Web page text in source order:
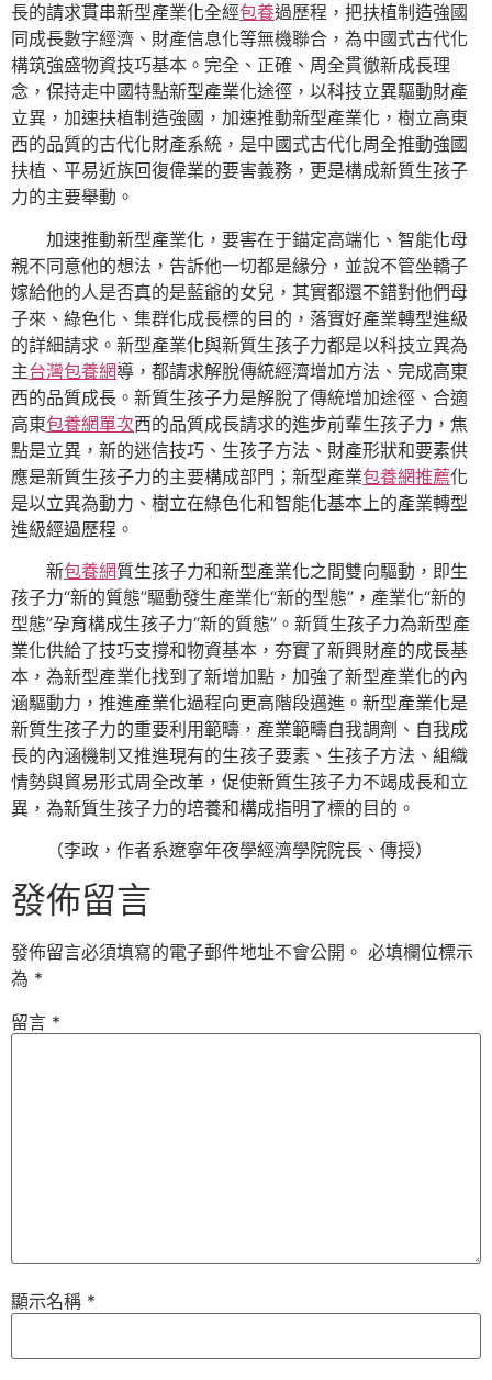
長的請求貫串新型產業化全經包養過歷程，把扶植制造強國
同成長數字經濟、財產信息化等無機聯合，為中國式古代化
構筑強盛物資技巧基本。完全、正確、周全貫徹新成長理
念，保持走中國特點新型產業化途徑，以科技立異驅動財產
立異，加速扶植制造強國，加速推動新型產業化，樹立高東
西的品質的古代化財產系統，是中國式古代化周全推動強國
扶植、平易近族回復偉業的要害義務，更是構成新質生孩子
力的主要舉動。
加速推動新型產業化，要害在于錨定高端化、智能化母
親不同意他的想法，告訴他一切都是緣分，並說不管坐轎子
嫁給他的人是否真的是藍爺的女兒，其實都還不錯對他們母
子來、綠色化、集群化成長標的目的，落實好產業轉型進級
的詳細請求。新型產業化與新質生孩子力都是以科技立異為
主台灣包養網導，都請求解脫傳統經濟增加方法、完成高東
西的品質成長。新質生孩子力是解脫了傳統增加途徑、合適
高東包養網單次西的品質成長請求的進步前輩生孩子力，焦
點是立異，新的迷信技巧、生孩子方法、財產形狀和要素供
應是新質生孩子力的主要構成部門；新型產業包養網推薦化
是以立異為動力、樹立在綠色化和智能化基本上的產業轉型
進級經過歷程。
新包養網質生孩子力和新型產業化之間雙向驅動，即生
孩子力“新的質態”驅動發生產業化“新的型態”，產業化“新的
型態”孕育構成生孩子力“新的質態”。新質生孩子力為新型產
業化供給了技巧支撐和物資基本，夯實了新興財產的成長基
本，為新型產業化找到了新增加點，加強了新型產業化的內
涵驅動力，推進產業化過程向更高階段邁進。新型產業化是
新質生孩子力的重要利用範疇，產業範疇自我調劑、自我成
長的內涵機制又推進現有的生孩子要素、生孩子方法、組織
情勢與貿易形式周全改革，促使新質生孩子力不竭成長和立
異，為新質生孩子力的培養和構成指明了標的目的。
（李政， 作者系遼寧年夜學經濟學院院長、傳授）
發佈留言
發佈留言必須填寫的電子郵件地址不會公開。 必填欄位標示
為 *
留言 *
顯示名稱 *